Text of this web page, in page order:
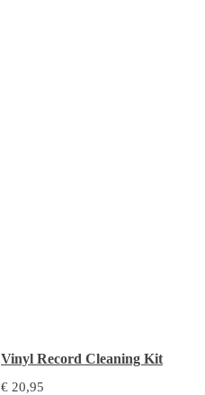
Vinyl Record Cleaning Kit
€ 20,95